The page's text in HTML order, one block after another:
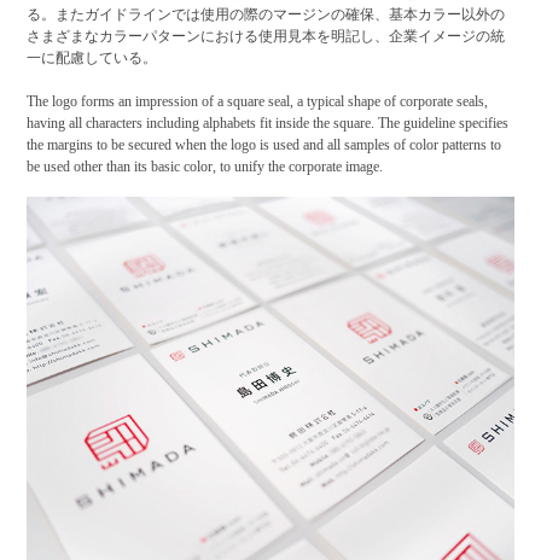
る。またガイドラインでは使用の際のマージンの確保、基本カラー以外の
さまざまなカラーパターンにおける使用見本を明記し、企業イメージの統
一に配慮している。
The logo forms an impression of a square seal, a typical shape of corporate seals,
having all characters including alphabets fit inside the square. The guideline specifies
the margins to be secured when the logo is used and all samples of color patterns to
be used other than its basic color, to unify the corporate image.